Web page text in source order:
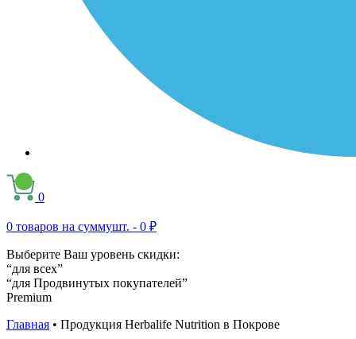
0
0 товаров на суммушт. - 0 ₽
Выберите Ваш уровень скидки:
“для всех”
“для Продвинутых покупателей”
Premium
Главная • Продукция Herbalife Nutrition в Покрове